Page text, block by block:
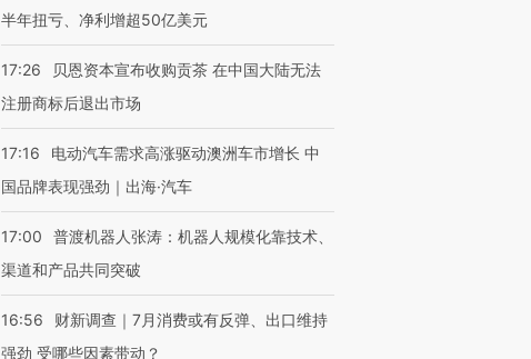
半年扭亏、净利增超50亿美元
17:26
贝恩资本宣布收购贡茶 在中国大陆无法
注册商标后退出市场
17:16
电动汽车需求高涨驱动澳洲车市增长 中
国品牌表现强劲｜出海·汽车
17:00
普渡机器人张涛：机器人规模化靠技术、
渠道和产品共同突破
16:56
财新调查｜7月消费或有反弹、出口维持
强劲 受哪些因素带动？